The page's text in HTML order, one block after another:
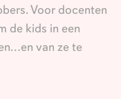
Voor docenten
de kids in een
van ze te